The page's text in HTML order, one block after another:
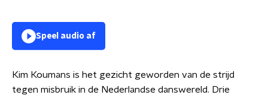
Speel audio af
Kim Koumans is het gezicht geworden van de strijd
tegen misbruik in de Nederlandse danswereld. Drie